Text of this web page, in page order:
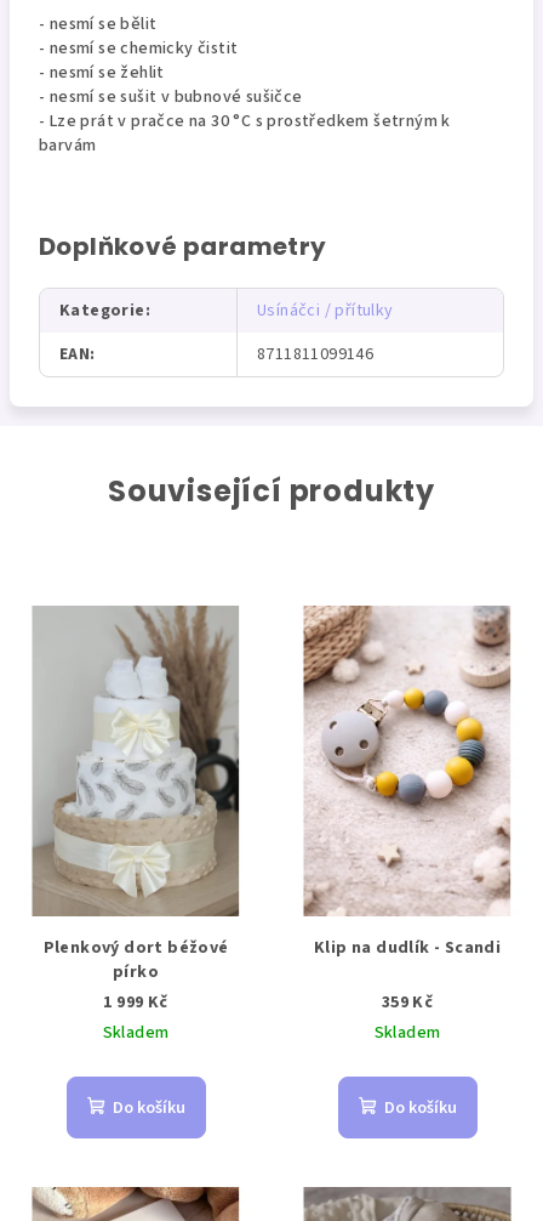
- nesmí se bělit
- nesmí se chemicky čistit
- nesmí se žehlit
- nesmí se sušit v bubnové sušičce
- Lze prát v pračce na 30 °C s prostředkem šetrným k
barvám
Doplňkové parametry
Kategorie:
Usínáčci / přítulky
EAN: 8711811099146
Související produkty
Plenkový dort béžové
pírko
1 999 Kč
Skladem
Do košíku
Klip na dudlík - Scandi
359 Kč
Skladem
Do košíku